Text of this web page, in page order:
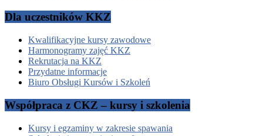
Dla uczestników KKZ
Kwalifikacyjne kursy zawodowe
Harmonogramy zajęć KKZ
Rekrutacja na KKZ
Przydatne informacje
Biuro Obsługi Kursów i Szkoleń
Współpraca z CKZ – kursy i szkolenia
Kursy i egzaminy w zakresie spawania